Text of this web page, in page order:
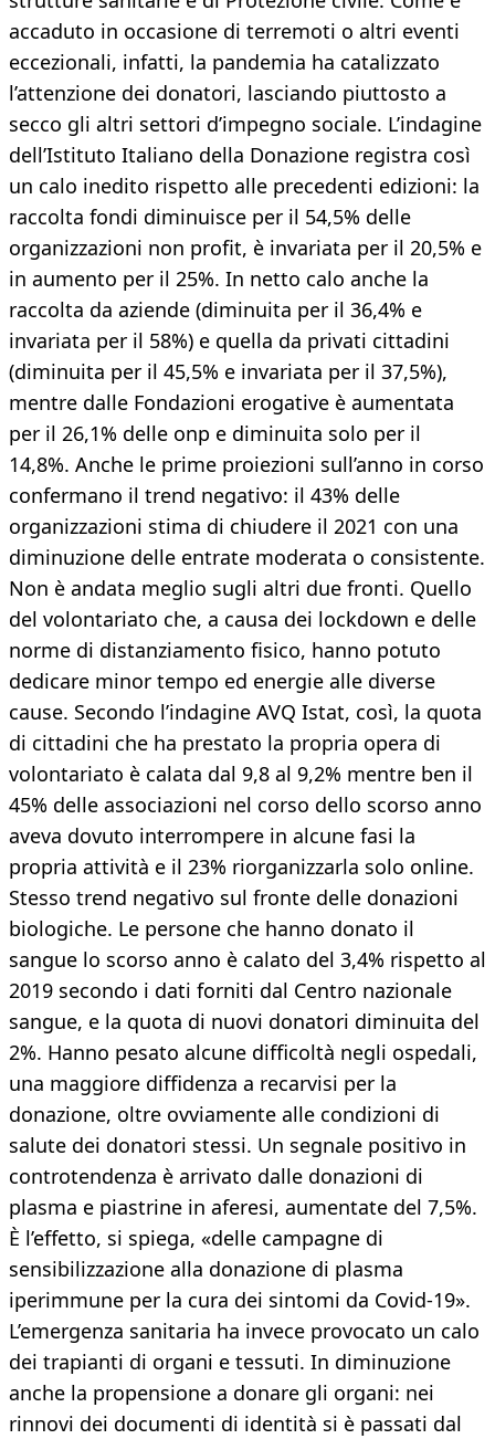
accaduto in occasione di terremoti o altri eventi
eccezionali, infatti, la pandemia ha catalizzato
l’attenzione dei donatori, lasciando piuttosto a
secco gli altri settori d’impegno sociale. L’indagine
dell’Istituto Italiano della Donazione registra così
un calo inedito rispetto alle precedenti edizioni: la
raccolta fondi diminuisce per il 54,5% delle
organizzazioni non profit, è invariata per il 20,5% e
in aumento per il 25%. In netto calo anche la
raccolta da aziende (diminuita per il 36,4% e
invariata per il 58%) e quella da privati cittadini
(diminuita per il 45,5% e invariata per il 37,5%),
mentre dalle Fondazioni erogative è aumentata
per il 26,1% delle onp e diminuita solo per il
14,8%. Anche le prime proiezioni sull’anno in corso
confermano il trend negativo: il 43% delle
organizzazioni stima di chiudere il 2021 con una
diminuzione delle entrate moderata o consistente.
Non è andata meglio sugli altri due fronti. Quello
del volontariato che, a causa dei lockdown e delle
norme di distanziamento fisico, hanno potuto
dedicare minor tempo ed energie alle diverse
cause. Secondo l’indagine AVQ Istat, così, la quota
di cittadini che ha prestato la propria opera di
volontariato è calata dal 9,8 al 9,2% mentre ben il
45% delle associazioni nel corso dello scorso anno
aveva dovuto interrompere in alcune fasi la
propria attività e il 23% riorganizzarla solo online.
Stesso trend negativo sul fronte delle donazioni
biologiche. Le persone che hanno donato il
sangue lo scorso anno è calato del 3,4% rispetto al
2019 secondo i dati forniti dal Centro nazionale
sangue, e la quota di nuovi donatori diminuita del
2%. Hanno pesato alcune difficoltà negli ospedali,
una maggiore diffidenza a recarvisi per la
donazione, oltre ovviamente alle condizioni di
salute dei donatori stessi. Un segnale positivo in
controtendenza è arrivato dalle donazioni di
plasma e piastrine in aferesi, aumentate del 7,5%.
È l’effetto, si spiega, «delle campagne di
sensibilizzazione alla donazione di plasma
iperimmune per la cura dei sintomi da Covid-19».
L’emergenza sanitaria ha invece provocato un calo
dei trapianti di organi e tessuti. In diminuzione
anche la propensione a donare gli organi: nei
rinnovi dei documenti di identità si è passati dal